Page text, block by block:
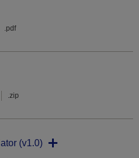
.pdf
.zip
(v1.0)